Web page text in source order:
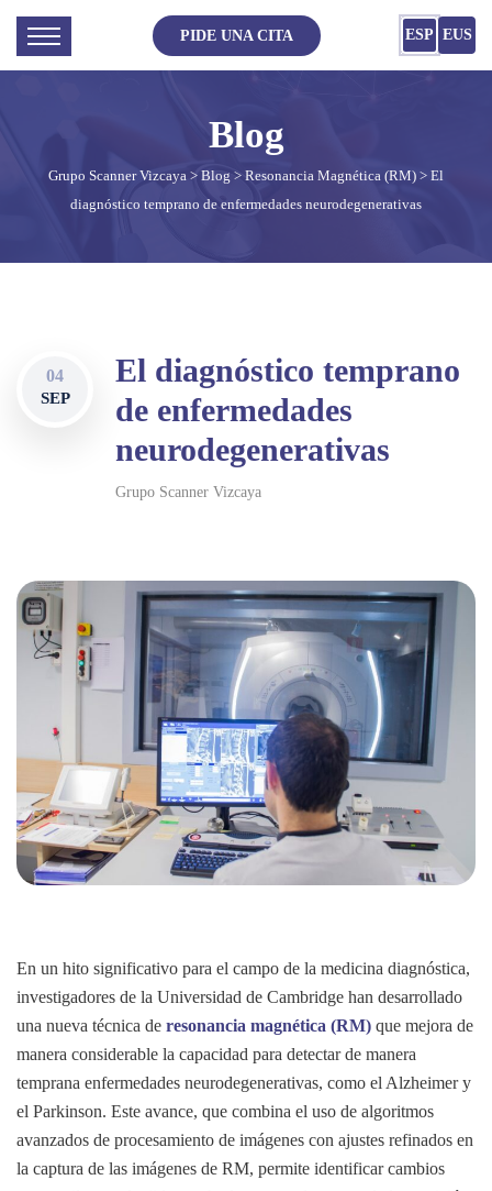
PIDE UNA CITA ESP EUS
Grupo Scanner Vizcaya > Blog > Resonancia Magnética (RM) > El
diagnóstico temprano de enfermedades neurodegenerativas
04
SEP
El diagnóstico temprano
de enfermedades
neurodegenerativas
Grupo Scanner Vizcaya
En un hito significativo para el campo de la medicina diagnóstica,
investigadores de la Universidad de Cambridge han desarrollado
una nueva técnica de resonancia magnética (RM) que mejora de
manera considerable la capacidad para detectar de manera
temprana enfermedades neurodegenerativas, como el Alzheimer y
el Parkinson. Este avance, que combina el uso de algoritmos
avanzados de procesamiento de imágenes con ajustes refinados en
la captura de las imágenes de RM, permite identificar cambios